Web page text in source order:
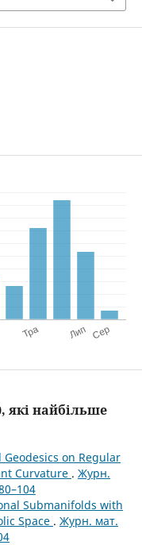
які найбільше
Geodesics on Regular
Curvature . Журн.
Submanifolds with
Space . Журн. мат.